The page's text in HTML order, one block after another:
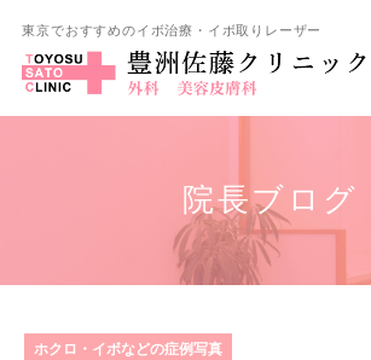
東京でおすすめのイボ治療・イボ取りレーザー
院長ブログ
ホクロ・イボなどの症例写真